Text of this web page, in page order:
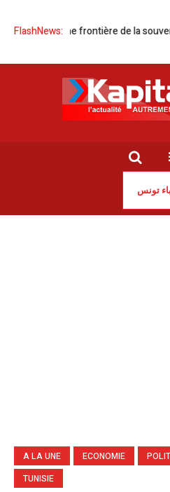
FlashNews:
frontière de la souveraineté
تونس
A LA UNE ECONOMIE
TUNISIE